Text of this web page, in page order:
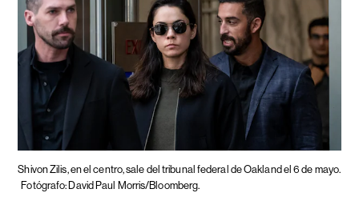
Shivon Zilis, en el centro, sale del tribunal federal de Oakland el 6 de mayo.
Fotógrafo: David Paul Morris/Bloomberg.